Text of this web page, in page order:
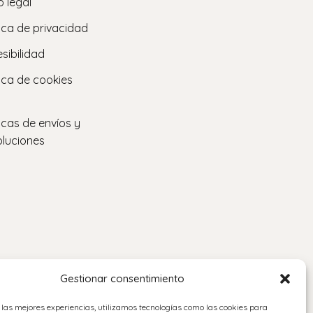
Gestionar consentimiento
mejores experiencias, utilizamos tecnologías como las cookies para
de privacidad
de cookies
de envíos y